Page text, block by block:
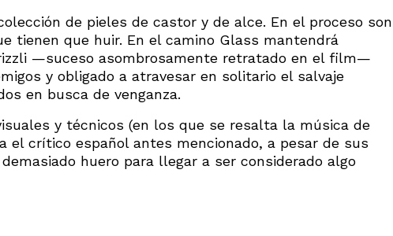
de pieles de castor y de alce. En el proceso son
tienen que huir. En el camino Glass mantendrá
—suceso asombrosamente retratado en el film—
y obligado a atravesar en solitario el salvaje
en busca de venganza.
y técnicos (en los que se resalta la música de
el crítico español antes mencionado, a pesar de sus
huero para llegar a ser considerado algo